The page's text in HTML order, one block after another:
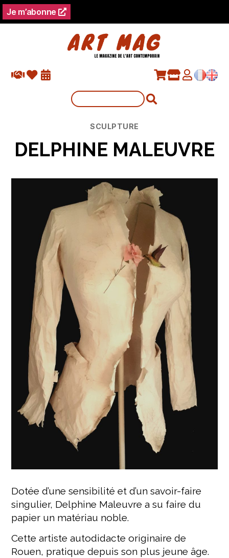
Je m’abonne
Catégories
SCULPTURE
DELPHINE MALEUVRE
Dotée d’une sensibilité et d’un savoir-faire
singulier, Delphine Maleuvre a su faire du
papier un matériau noble.
Cette artiste autodidacte originaire de
Rouen, pratique depuis son plus jeune âge.